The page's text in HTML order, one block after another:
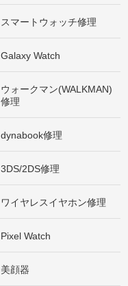
スマートウォッチ修理
Galaxy Watch
ウォークマン(WALKMAN)
修理
dynabook修理
3DS/2DS修理
ワイヤレスイヤホン修理
Pixel Watch
美顔器